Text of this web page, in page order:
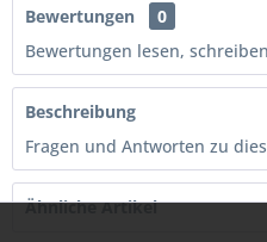
Bewertungen
0
Bewertungen lesen,
Beschreibung
Fragen und Antworten zu
Ähnliche Artikel